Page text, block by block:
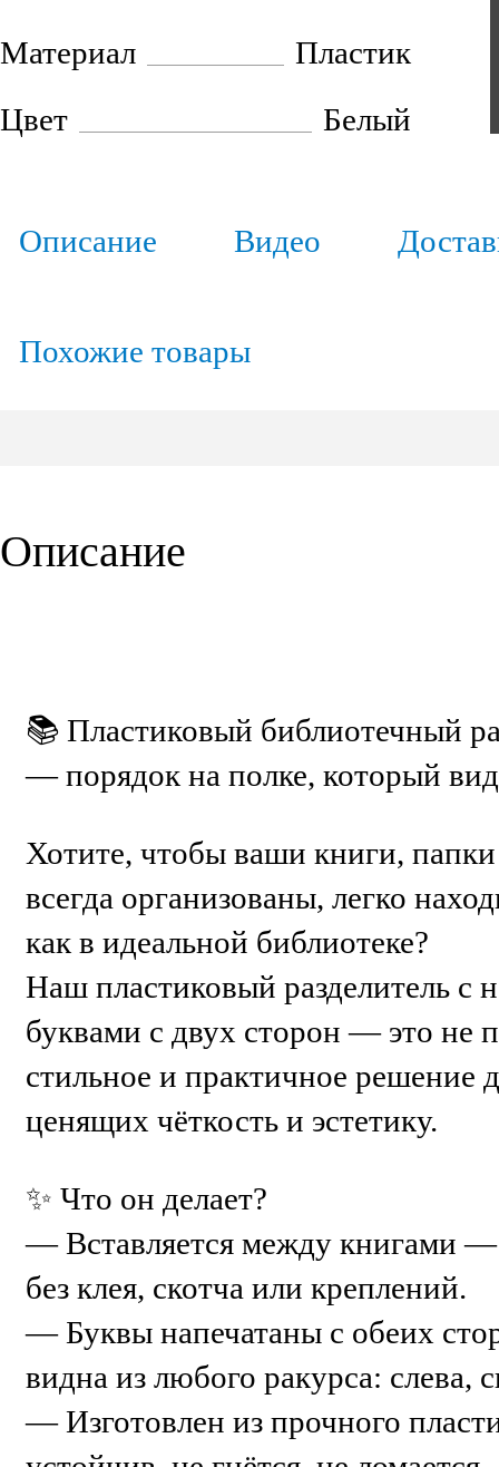
Материал
Пластик
Цвет
Белый
Описание Видео
Похожие товары
Описание
📚 Пластиковый библиотечный
— порядок на полке, который
Хотите, чтобы ваши книги,
всегда организованы, легко
как в идеальной библиотеке?
Наш пластиковый разделитель с
буквами с двух сторон — это не
стильное и практичное решение
ценящих чёткость и эстетику.
✨ Что он делает?
— Вставляется между книгами
без клея, скотча или креплений.
— Буквы напечатаны с обеих
видна из любого ракурса: слева,
— Изготовлен из прочного